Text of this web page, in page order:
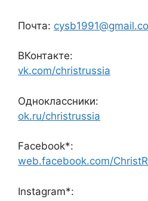
Почта:
ВКонтакте:
vk.com/christrussia
Одноклассники:
ok.ru/christrussia
Facebook*:
web.facebook.com/
Instagram*: